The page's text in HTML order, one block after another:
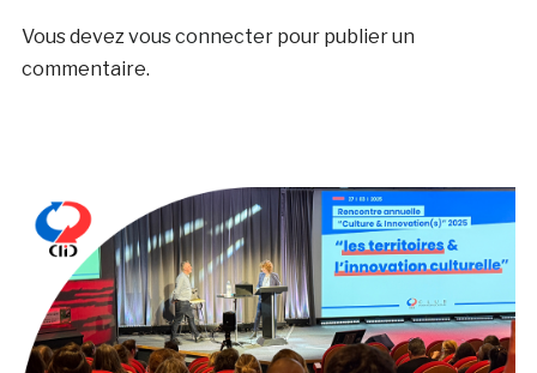
Vous devezvous connecterpour publier un
commentaire.